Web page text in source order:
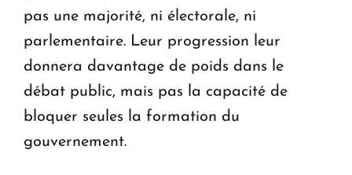
pas une majorité, ni électorale, ni
parlementaire. Leur progression leur
donnera davantage de poids dans le
débat public, mais pas la capacité de
bloquer seules la formation du
gouvernement.